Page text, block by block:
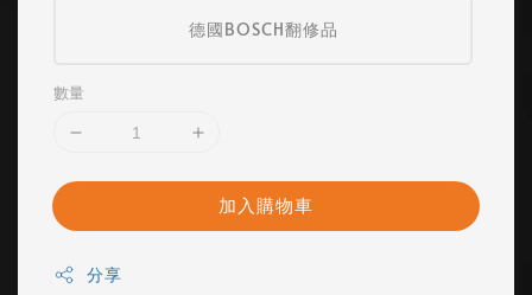
德國BOSCH翻修品
數量
加入購物車
分享